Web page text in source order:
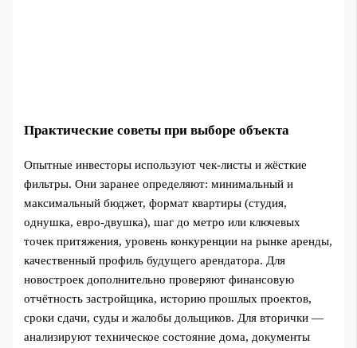
Практические советы при выборе объекта
Опытные инвесторы используют чек-листы и жёсткие
фильтры. Они заранее определяют: минимальный и
максимальный бюджет, формат квартиры (студия,
однушка, евро-двушка), шаг до метро или ключевых
точек притяжения, уровень конкуренции на рынке аренды,
качественный профиль будущего арендатора. Для
новостроек дополнительно проверяют финансовую
отчётность застройщика, историю прошлых проектов,
сроки сдачи, суды и жалобы дольщиков. Для вторички —
анализируют техническое состояние дома, документы